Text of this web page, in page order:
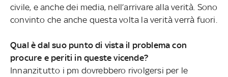
civile, e anche dei media, nell’arrivare alla verità. Sono
convinto che anche questa volta la verità verrà fuori.
Qual è dal suo punto di vista il problema con
procure e periti in queste vicende?
Innanzitutto i pm dovrebbero rivolgersi per le